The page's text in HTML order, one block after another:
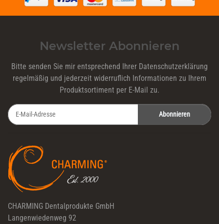
Newsletter Abonnieren
Bitte senden Sie mir entsprechend Ihrer Datenschutzerklärung
regelmäßig und jederzeit widerruflich Informationen zu Ihrem
Produktsortiment per E-Mail zu.
Abonnieren
CHARMING Dentalprodukte GmbH
Langenwiedenweg 92